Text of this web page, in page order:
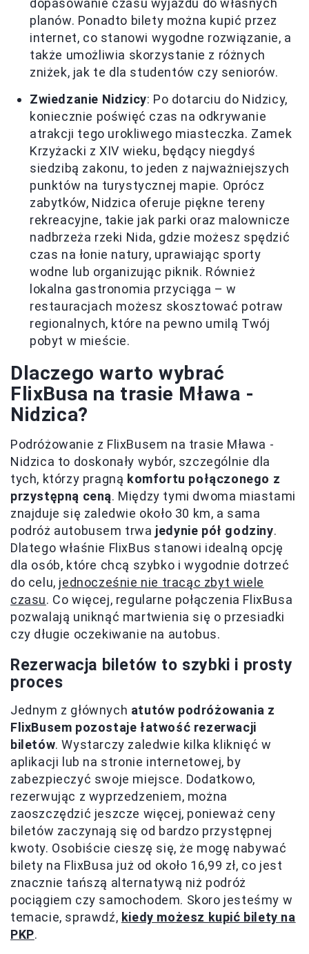
dopasowanie czasu wyjazdu do własnych
planów. Ponadto bilety można kupić przez
internet, co stanowi wygodne rozwiązanie, a
także umożliwia skorzystanie z różnych
zniżek, jak te dla studentów czy seniorów.
Zwiedzanie Nidzicy: Po dotarciu do Nidzicy,
koniecznie poświęć czas na odkrywanie
atrakcji tego urokliwego miasteczka. Zamek
Krzyżacki z XIV wieku, będący niegdyś
siedzibą zakonu, to jeden z najważniejszych
punktów na turystycznej mapie. Oprócz
zabytków, Nidzica oferuje piękne tereny
rekreacyjne, takie jak parki oraz malownicze
nadbrzeża rzeki Nida, gdzie możesz spędzić
czas na łonie natury, uprawiając sporty
wodne lub organizując piknik. Również
lokalna gastronomia przyciąga – w
restauracjach możesz skosztować potraw
regionalnych, które na pewno umilą Twój
pobyt w mieście.
Dlaczego warto wybrać
FlixBusa na trasie Mława -
Nidzica?
Podróżowanie z FlixBusem na trasie Mława -
Nidzica to doskonały wybór, szczególnie dla
tych, którzy pragną komfortu połączonego z
przystępną ceną. Między tymi dwoma miastami
znajduje się zaledwie około 30 km, a sama
podróż autobusem trwa jedynie pół godziny.
Dlatego właśnie FlixBus stanowi idealną opcję
dla osób, które chcą szybko i wygodnie dotrzeć
do celu, jednocześnie nie tracąc zbyt wiele
czasu. Co więcej, regularne połączenia FlixBusa
pozwalają uniknąć martwienia się o przesiadki
czy długie oczekiwanie na autobus.
Rezerwacja biletów to szybki i prosty
proces
Jednym z głównych atutów podróżowania z
FlixBusem pozostaje łatwość rezerwacji
biletów. Wystarczy zaledwie kilka kliknięć w
aplikacji lub na stronie internetowej, by
zabezpieczyć swoje miejsce. Dodatkowo,
rezerwując z wyprzedzeniem, można
zaoszczędzić jeszcze więcej, ponieważ ceny
biletów zaczynają się od bardzo przystępnej
kwoty. Osobiście cieszę się, że mogę nabywać
bilety na FlixBusa już od około 16,99 zł, co jest
znacznie tańszą alternatywą niż podróż
pociągiem czy samochodem. Skoro jesteśmy w
temacie, sprawdź, kiedy możesz kupić bilety na
PKP.